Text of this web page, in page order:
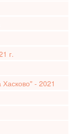
г.
- 2021